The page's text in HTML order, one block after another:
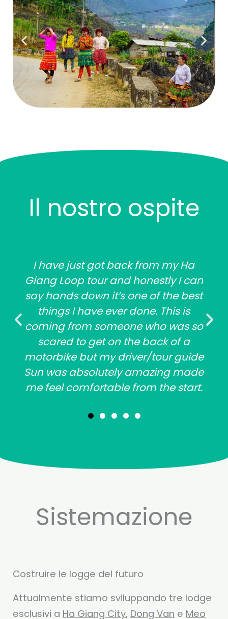
Il nostro ospite
I have just got back from my Ha
Giang Loop tour and honestly I can
say hands down it’s one of the best
things I have ever done. This is
coming from someone who was so
scared to get on the back of a
motorbike but my driver/tour guide
Sun was absolutely amazing made
me feel comfortable from the start.
Sistemazione
Costruire le logge del futuro
Attualmente stiamo sviluppando tre lodge
esclusivi a Ha Giang City, Dong Van e Meo